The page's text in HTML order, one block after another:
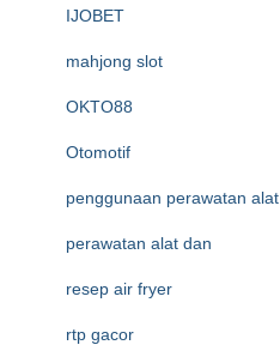
IJOBET
mahjong slot
OKTO88
Otomotif
penggunaan perawatan alat
perawatan alat dan
resep air fryer
rtp gacor